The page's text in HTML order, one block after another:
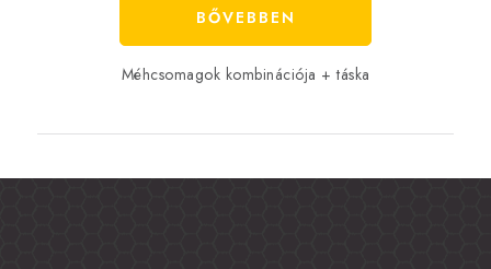
BŐVEBBEN
Méhcsomagok kombinációja + táska